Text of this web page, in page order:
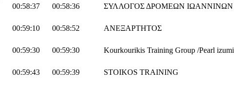
00:58:37 00:58:36
ΣΥΛΛΟΓΟΣ ΔΡΟΜΕΩΝ ΙΩΑΝΝΙΝΩΝ
00:59:10 00:58:52
ΑΝΕΞΑΡΤΗΤΟΣ
00:59:30 00:59:30
Kourkourikis Training Group /Pearl izumi
00:59:43 00:59:39
STOIKOS TRAINING